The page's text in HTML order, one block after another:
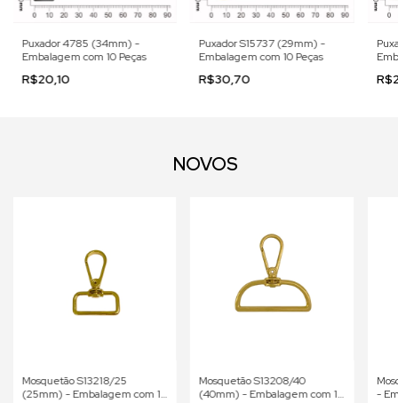
Puxador 4785 (34mm) -
Embalagem com 10 Peças
R$20,10
Puxador S15737 (29mm) -
Embalagem com 10 Peças
R$30,70
NOVOS
Mosquetão S13218/25
(25mm) - Embalagem com 10
Mosquetão S13208/40
(40mm) - Embalagem com 10
-